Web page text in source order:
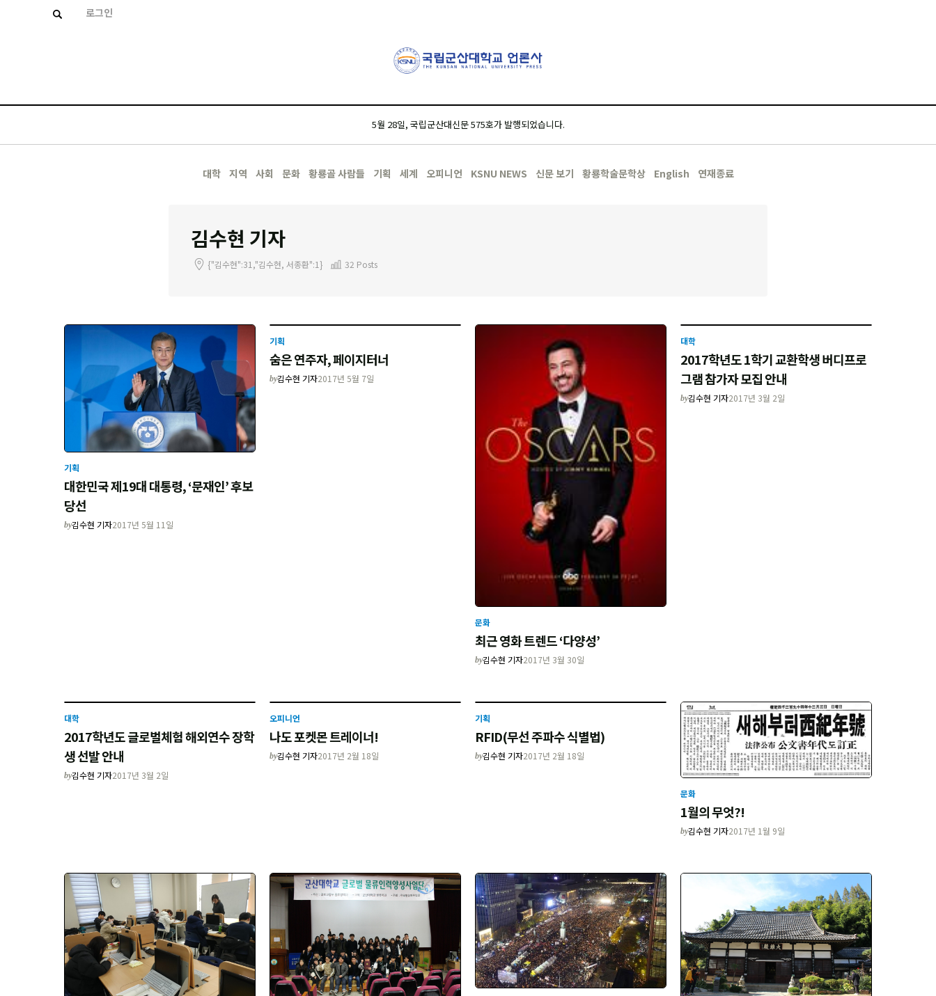
로그인
5월 28일, 국립군산대신문 575호가 발행되었습니다.
대학 지역 사회 문화 황룡골 사람들 기획 세계 오피니언 KSNU NEWS 신문 보기 황룡학술문학상 English 연재종료
김수현 기자
{"김수현":31,"김수현, 서종환":1} 32 Posts
기획
대한민국 제19대 대통령, ‘문재인’ 후보
당선
by김수현 기자2017년 5월 11일
기획
숨은 연주자, 페이지터너
by김수현 기자2017년 5월 7일
문화
최근 영화 트렌드 ‘다양성’
by김수현 기자2017년 3월 30일
대학
2017학년도 1학기 교환학생 버디프로
그램 참가자 모집 안내
by김수현 기자2017년 3월 2일
대학
2017학년도 글로벌체험 해외연수 장학
생 선발 안내
by김수현 기자2017년 3월 2일
오피니언
나도 포켓몬 트레이너!
by김수현 기자2017년 2월 18일
기획
RFID(무선 주파수 식별법)
by김수현 기자2017년 2월 18일
문화
1월의 무엇?!
by김수현 기자2017년 1월 9일